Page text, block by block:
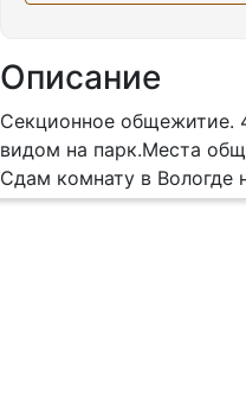
Описание
Секционное общежитие.
видом на парк.Места
Сдам комнату в Вологде